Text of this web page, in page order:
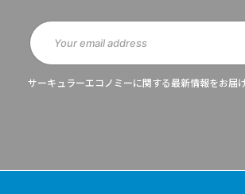
サーキュラーエコノミーに関する最新情報をお届け